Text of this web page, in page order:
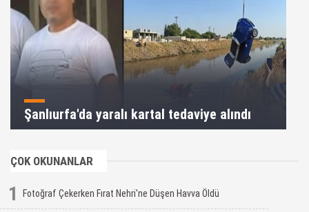
Şanlıurfa'da yaralı kartal tedaviye alındı
ÇOK OKUNANLAR
1 Fotoğraf Çekerken Fırat Nehri'ne Düşen Havva Öldü